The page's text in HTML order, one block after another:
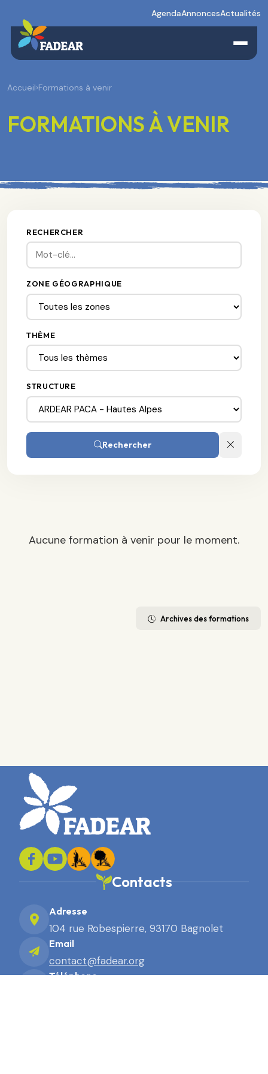
AgendaAnnoncesActualités
Accueil›Formations à venir
FORMATIONS À VENIR
RECHERCHER
ZONE GÉOGRAPHIQUE
THÈME
STRUCTURE
Rechercher
Aucune formation à venir pour le moment.
Archives des formations
Contacts
Adresse
104 rue Robespierre, 93170 Bagnolet
Email
contact@fadear.org
Téléphone